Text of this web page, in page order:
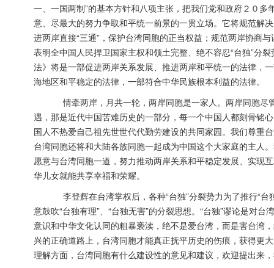
一、一国两制”的基本方针和八项主张，把我们党和政府２０
意、尽最大的努力争取和平统一前景的一贯立场。它将规范解
进两岸直接“三通”，保护台湾同胞的正当权益；规范两岸协商
表明全中国人民捍卫国家主权和领土完整、绝不容忍“台独”分
法》将是一部促进两岸关系发展、推进两岸和平统一的法律，
海地区和平稳定的法律，一部符合中华民族根本利益的法律。
情牵两岸，月共一轮，两岸同胞是一家人。两岸同胞尽
遇，那是近代中国苦难历史的一部分，每一个中国人都刻骨铭
国人不热爱自己祖先世世代代勤劳建设的共同家园。我们尊重
台湾同胞还将和大陆各族同胞一起成为中国这个大家庭的主人
愿意与台湾同胞一道，努力推动两岸关系和平稳定发展、实现
华儿女就能共享幸福和荣耀。
李登辉在台湾掌权后，各种“台独”分裂势力为了推行“台
意鼓吹“台独有理”、“台独无害”的分裂思想。“台独”谬论是对
意识和中华文化认同的粗暴亵渎，绝不是爱台湾，而是害台湾
兴的正确道路上，台湾同胞才能真正抚平历史的伤痕，获得更
理解方面，台湾同胞有什么建设性的意见和建议，欢迎提出来